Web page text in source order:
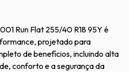
Run Flat 255/40 R18 95Y é
projetado para
de benefícios, incluindo alta
conforto e a segurança da